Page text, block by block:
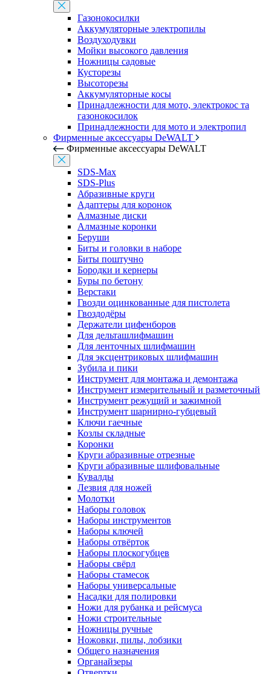
Газонокосилки
Аккумуляторные электропилы
Воздуходувки
Мойки высокого давления
Ножницы садовые
Кусторезы
Высоторезы
Аккумуляторные косы
Принадлежности для мото, электрокос та
газонокосилок
Принадлежности для мото и электропил
Фирменные аксессуары DeWALT
Фирменные аксессуары DeWALT
SDS-Max
SDS-Plus
Абразивные круги
Адаптеры для коронок
Алмазные диски
Алмазные коронки
Беруши
Биты и головки в наборе
Биты поштучно
Бородки и кернеры
Буры по бетону
Верстаки
Гвозди оцинкованные для пистолета
Гвоздодёры
Держатели цифенборов
Для дельташлифмашин
Для ленточных шлифмашин
Для эксцентриковых шлифмашин
Зубила и пики
Инструмент для монтажа и демонтажа
Инструмент измерительный и разметочный
Инструмент режущий и зажимной
Инструмент шарнирно-губцевый
Ключи гаечные
Козлы складные
Коронки
Круги абразивные отрезные
Круги абразивные шлифовальные
Кувалды
Лезвия для ножей
Молотки
Наборы головок
Наборы инструментов
Наборы ключей
Наборы отвёрток
Наборы плоскогубцев
Наборы свёрл
Наборы стамесок
Наборы универсальные
Насадки для полировки
Ножи для рубанка и рейсмуса
Ножи строительные
Ножницы ручные
Ножовки, пилы, лобзики
Общего назначения
Органайзеры